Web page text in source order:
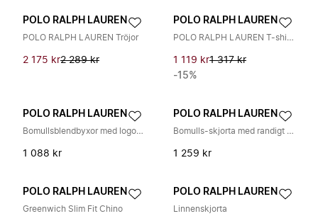
POLO RALPH LAUREN
POLO RALPH LAUREN Tröjor
2 175 kr2 289 kr
POLO RALPH LAUREN
POLO RALPH LAUREN T-shirts och Pikétröjor
1 119 kr1 317 kr
-15%
POLO RALPH LAUREN
Bomullsblendbyxor med logotyp
1 088 kr
POLO RALPH LAUREN
Bomulls-skjorta med randigt mönster
1 259 kr
POLO RALPH LAUREN
Greenwich Slim Fit Chino
POLO RALPH LAUREN
Linnenskjorta